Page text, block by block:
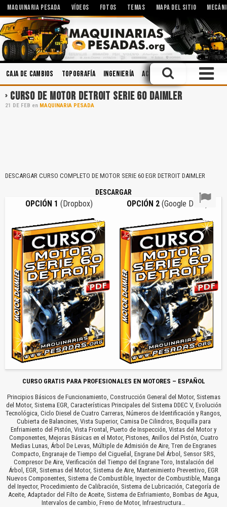
MAQUINARIA PESADA VÍDEOS FOTOS TEMAS MAPA DEL SITIO
Caja de Cambios Topografía Ingeniería Accidentes Manejo
CURSO DE MOTOR DETROIT SERIE 60 DAIMLER
21 DE FEB en MAQUINARIA PESADA
DESCARGAR CURSO COMPLETO DE MOTOR SERIE 60 EGR DETROIT DAIMLER
DESCARGAR
OPCIÓN 1 (Dropbox) OPCIÓN 2 (Google Drive)
CURSO GRATIS PARA PROFESIONALES EN MOTORES – ESPAÑOL
Principios Básicos de Funcionamiento, Construcción General del Motor, Sistemas
del Motor, Sistema EGR, Características Principales del Sistema DDEC V, Evolución
Tecnológica, Ciclo Diesel de Cuatro Carreras, Números de Identificación y Rangos,
Cubierta de Balancines, Vista Superior, Camisa De Cilindros, Boquilla para
Enfriamiento del Pistón, Vista Frontal, Puerto de Inspección, Vistas del Motor y
Componentes, Mejoras Básicas en el Motor, Pistones, Anillos del Pistón, Cuatro
Medias Lunas, Árbol De Levas, Múltiple de Admisión de Aire, Tren de Engranes
Compacto, Engranaje de Tiempo del Cigueñal, Engrane Del Árbol, Sensor SRS,
Compresor De Aire, Verificación del Tiempo del Engrane Toro, Instalación del
Árbol, EGR, Sistemas del Motor, Sistema de Aire, Mantenimiento Preventivo, EGR
Nuevos Componentes, Sistema de Combustible, Inyector de Combustible, Manga
del Inyector, Procedimiento de Calibración, Sistema de Lubricación, Categoría de
Aceite, Adaptador del Filto de Aceite, Sistema de Enfriamiento, Bombas de Agua,
Intervalos de cambio, Freno de Motor, Infraestructura…